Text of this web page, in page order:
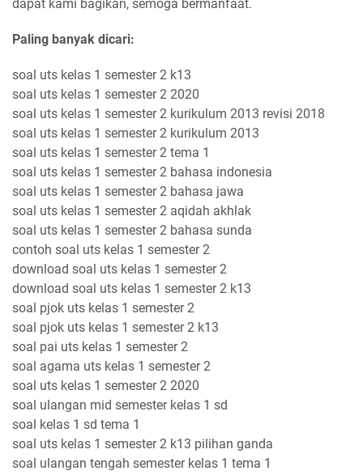
dapat kami bagikan, semoga bermanfaat.
Paling banyak dicari:
soal uts kelas 1 semester 2 k13
soal uts kelas 1 semester 2 2020
soal uts kelas 1 semester 2 kurikulum 2013 revisi 2018
soal uts kelas 1 semester 2 kurikulum 2013
soal uts kelas 1 semester 2 tema 1
soal uts kelas 1 semester 2 bahasa indonesia
soal uts kelas 1 semester 2 bahasa jawa
soal uts kelas 1 semester 2 aqidah akhlak
soal uts kelas 1 semester 2 bahasa sunda
contoh soal uts kelas 1 semester 2
download soal uts kelas 1 semester 2
download soal uts kelas 1 semester 2 k13
soal pjok uts kelas 1 semester 2
soal pjok uts kelas 1 semester 2 k13
soal pai uts kelas 1 semester 2
soal agama uts kelas 1 semester 2
soal uts kelas 1 semester 2 2020
soal ulangan mid semester kelas 1 sd
soal kelas 1 sd tema 1
soal uts kelas 1 semester 2 k13 pilihan ganda
soal ulangan tengah semester kelas 1 tema 1